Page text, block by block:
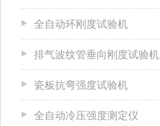
全自动环刚度试验机
排气波纹管垂向刚度试验机
瓷板抗弯强度试验机
全自动冷压强度测定仪